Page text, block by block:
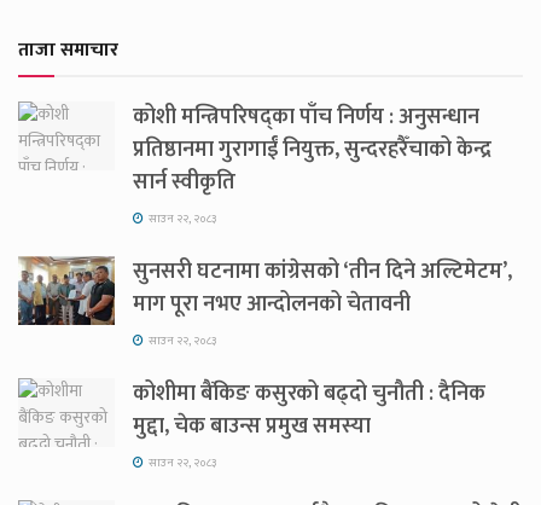
ताजा समाचार
कोशी मन्त्रिपरिषद्का पाँच निर्णय : अनुसन्धान
प्रतिष्ठानमा गुरागाईं नियुक्त, सुन्दरहरैँचाको केन्द्र
सार्न स्वीकृति
साउन २२, २०८३
सुनसरी घटनामा कांग्रेसको ‘तीन दिने अल्टिमेटम’,
माग पूरा नभए आन्दोलनको चेतावनी
साउन २२, २०८३
कोशीमा बैंकिङ कसुरको बढ्दो चुनौती : दैनिक
मुद्दा, चेक बाउन्स प्रमुख समस्या
साउन २२, २०८३